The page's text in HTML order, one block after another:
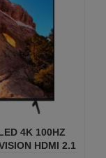
4K 100HZ
HDMI 2.1